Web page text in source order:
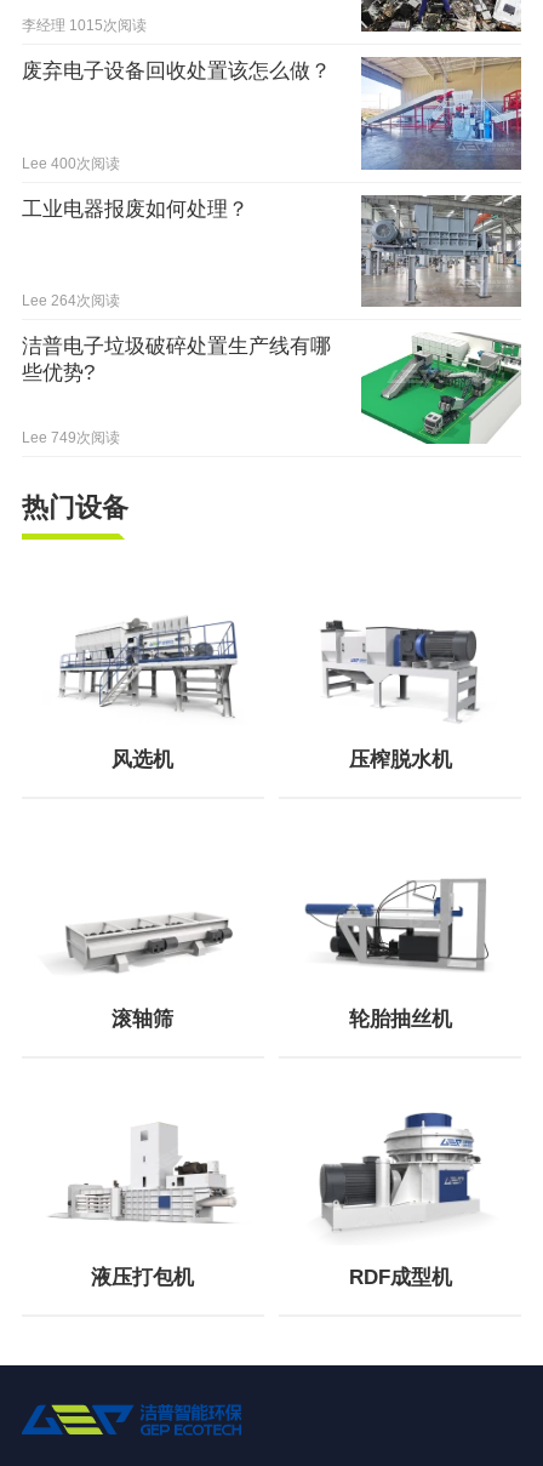
李经理 1015次阅读
废弃电子设备回收处置该怎么做？
Lee 400次阅读
工业电器报废如何处理？
Lee 264次阅读
洁普电子垃圾破碎处置生产线有哪
些优势?
Lee 749次阅读
热门设备
风选机 压榨脱水机
滚轴筛 轮胎抽丝机
液压打包机 RDF成型机